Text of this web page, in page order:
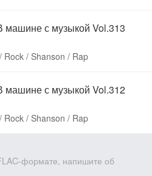
машине с музыкой Vol.313
Rock / Shanson / Rap
машине с музыкой Vol.312
Rock / Shanson / Rap
формате, напишите об